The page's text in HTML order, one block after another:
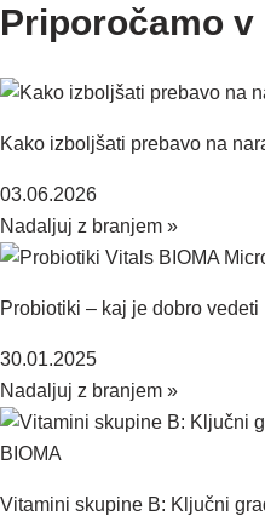
Priporočamo v
Kako izboljšati prebavo na
03.06.2026
Nadaljuj z branjem »
Probiotiki – kaj je dobro
30.01.2025
Nadaljuj z branjem »
Vitamini skupine B: Ključni